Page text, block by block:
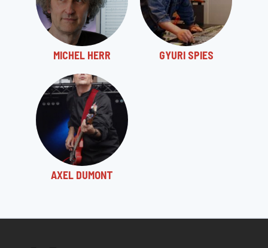
MICHEL HERR GYURI SPIES
AXEL DUMONT